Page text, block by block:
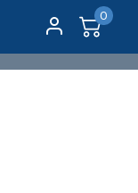
0
Aplicada